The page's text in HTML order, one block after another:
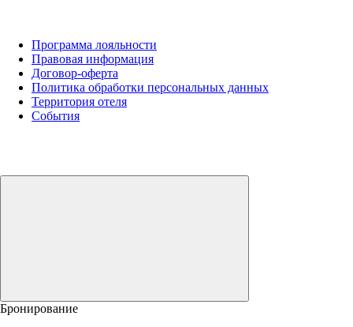
Программа лояльности
Правовая информация
Договор-оферта
Политика обработки персональных данных
Территория отеля
События
Бронирование